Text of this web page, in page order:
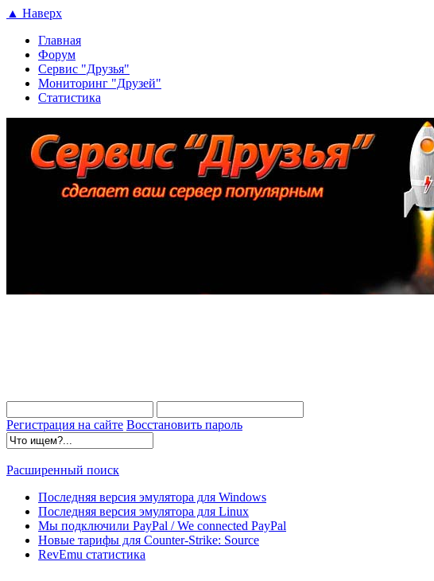
▲ Наверх
Главная
Форум
Сервис "Друзья"
Мониторинг "Друзей"
Статистика
Регистрация на сайте Восстановить пароль
Расширенный поиск
Последняя версия эмулятора для Windows
Последняя версия эмулятора для Linux
Мы подключили PayPal / We connected PayPal
Новые тарифы для Counter-Strike: Source
RevEmu статистика